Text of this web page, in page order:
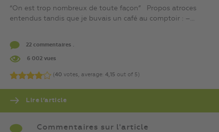
“On est trop nombreux de toute façon” Propos atroces
entendus tandis que je buvais un café au comptoir : –...
22 commentaires .
6 002 vues
(40 votes, average: 4,15 out of 5)
Lire l’article
Commentaires sur l'article